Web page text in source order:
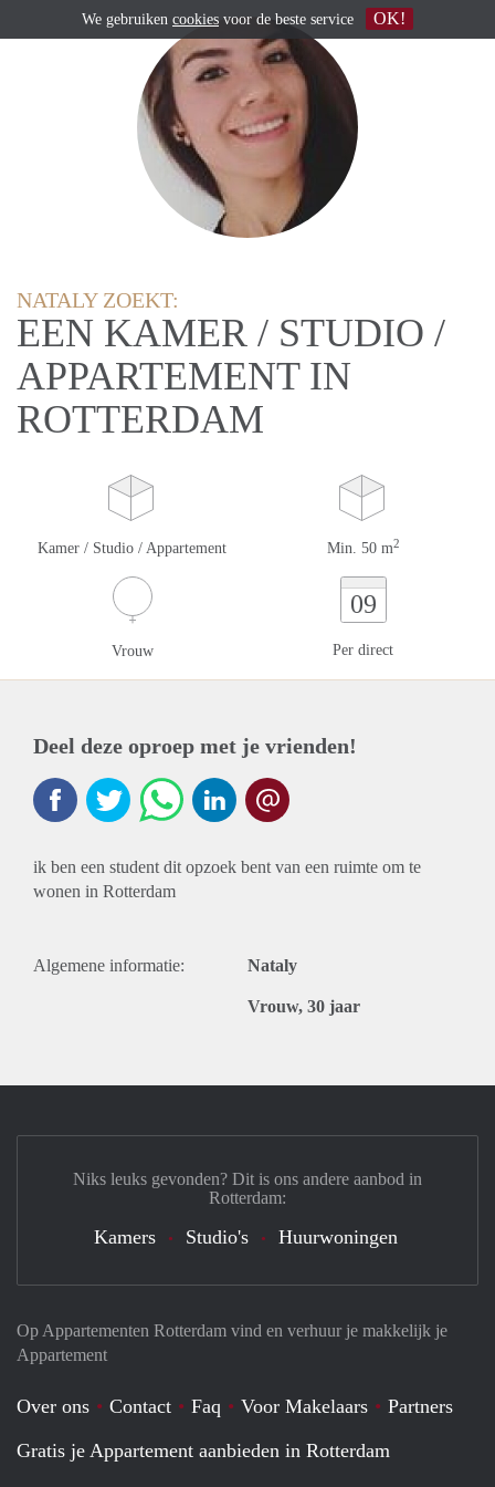
NATALY ZOEKT:
EEN KAMER / STUDIO /
APPARTEMENT IN
ROTTERDAM
Kamer / Studio / Appartement Min. 50 m2
Vrouw
09
Per direct
Deel deze oproep met je vrienden!
ik ben een student dit opzoek bent van een ruimte om te
wonen in Rotterdam
Algemene informatie: Nataly
Vrouw, 30 jaar
Op Appartementen Rotterdam vind en verhuur je makkelijk je
Appartement
Over ons Contact Faq Voor Makelaars
Partners
Gratis je Appartement aanbieden in Rotterdam
Niks leuks gevonden? Dit is ons andere aanbod in
Rotterdam:
Kamers Studio's Huurwoningen
We gebruiken cookies voor de beste service OK!